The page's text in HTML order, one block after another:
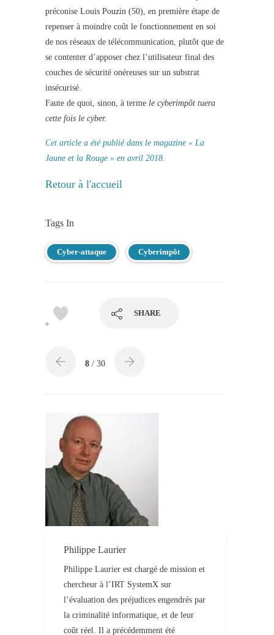
préconise Louis Pouzin (50), en première étape de
repenser à moindre coût le fonctionnement en soi
de nos réseaux de télécommunication, plutôt que de
se contenter d’apposer chez l’utilisateur final des
couches de sécurité onéreuses sur un substrat
insécurisé.
Faute de quoi, sinon, à terme le cyberimpôt tuera
cette fois le cyber.
Cet article a été publié dans le magazine « La
Jaune et la Rouge » en avril 2018.
Retour à l'accueil
Tags In
Cyber-attaque Cyberimpôt
4+
SHARE
8 / 30
Philippe Laurier
Philippe Laurier est chargé de mission et
chercheur à l’IRT SystemX sur
l’évaluation des préjudices engendrés par
la criminalité informatique, et de leur
coût réel. Il a précédemment été